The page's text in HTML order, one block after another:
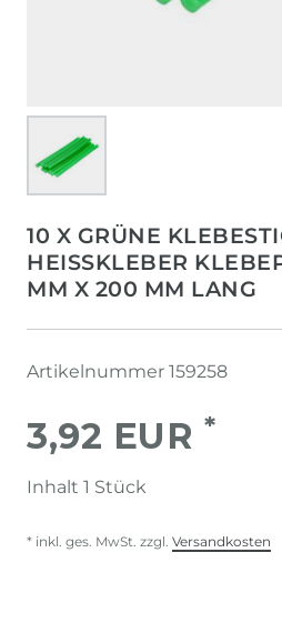
10 X GRÜNE
HEISSKLEBER
M X 200 MM LANG
Artikelnummer 159258
3,92 EUR *
Inhalt 1 Stück
* inkl. ges. MwSt. zzgl. Versandkosten